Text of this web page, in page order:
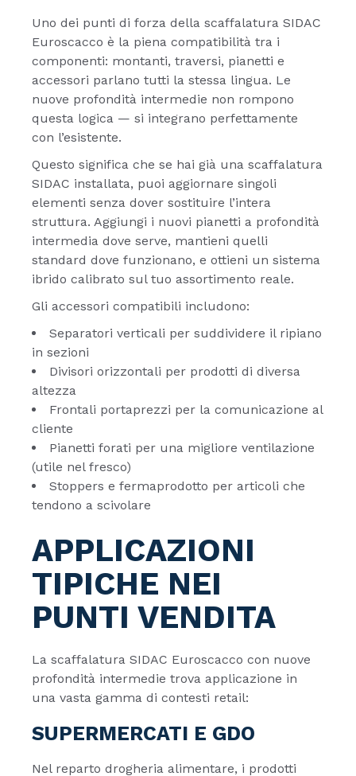
Uno dei punti di forza della scaffalatura SIDAC
Euroscacco è la piena compatibilità tra i
componenti: montanti, traversi, pianetti e
accessori parlano tutti la stessa lingua. Le
nuove profondità intermedie non rompono
questa logica — si integrano perfettamente
con l’esistente.
Questo significa che se hai già una scaffalatura
SIDAC installata, puoi aggiornare singoli
elementi senza dover sostituire l’intera
struttura. Aggiungi i nuovi pianetti a profondità
intermedia dove serve, mantieni quelli
standard dove funzionano, e ottieni un sistema
ibrido calibrato sul tuo assortimento reale.
Gli accessori compatibili includono:
Separatori verticali per suddividere il ripiano
in sezioni
Divisori orizzontali per prodotti di diversa
altezza
Frontali portaprezzi per la comunicazione al
cliente
Pianetti forati per una migliore ventilazione
(utile nel fresco)
Stoppers e fermaprodotto per articoli che
tendono a scivolare
APPLICAZIONI
TIPICHE NEI
PUNTI VENDITA
La scaffalatura SIDAC Euroscacco con nuove
profondità intermedie trova applicazione in
una vasta gamma di contesti retail:
SUPERMERCATI E GDO
Nel reparto drogheria alimentare, i prodotti